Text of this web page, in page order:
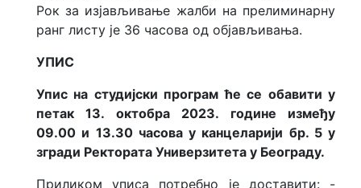
Рок за изјављивање жалби на прелиминарну
ранг листу је 36 часова од објављивања.
УПИС
Упис на студијски програм ће се обавити у
петак 13. октобра 2023. године између
09.00 и 13.30 часова у канцеларији бр. 5 у
згради Ректората Универзитета у Београду.
Приликом уписа потребно је доставити: -